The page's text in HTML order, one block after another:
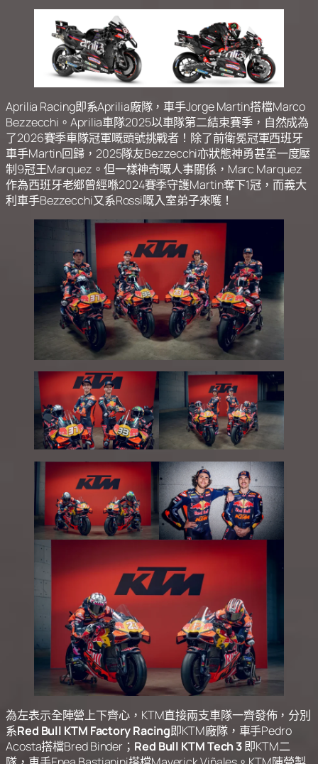
Aprilia Racing即系Aprilia廠隊，車手Jorge Martin搭檔Marco
Bezzecchi。Aprilia車隊2025以車隊第二結束賽季，自然成為
了2026賽季車隊冠軍嘅頭號挑戰者！除了前衛冕冠軍西班牙
車手Martin回歸，2025隊友Bezzecchi亦狀態神勇甚至一度壓
制9冠王Marquez。但一樣神奇嘅人事關係，Marc Marquez
作為西班牙老鄉曾經喺2024賽季守護Martin奪下1冠，而義大
利車手Bezzecchi又系Rossi嘅入室弟子來嚄！
為左表示全陣營上下齊心，KTM直接兩支車隊一齊發佈，分別
系Red Bull KTM Factory Racing‌即KTM廠隊，車手Pedro
Acosta搭檔Bred Binder； Red Bull KTM Tech 3‌ 即KTM二